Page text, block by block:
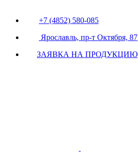
+7 (4852) 580-085
Ярославль, пр-т Октября, 87
ЗАЯВКА НА ПРОДУКЦИЮ